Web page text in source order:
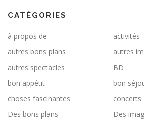
CATÉGORIES
à propos de
activités
autres bons plans
autres
autres spectacles
BD
bon appétit
bon
choses fascinantes
concerts
Des bons plans
Des